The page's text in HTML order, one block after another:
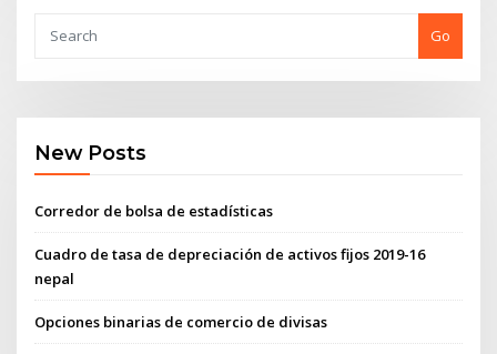
Go
New Posts
Corredor de bolsa de estadísticas
Cuadro de tasa de depreciación de activos fijos 2019-16
nepal
Opciones binarias de comercio de divisas